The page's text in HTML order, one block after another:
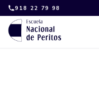
Skip
to
content
918 22 79 98